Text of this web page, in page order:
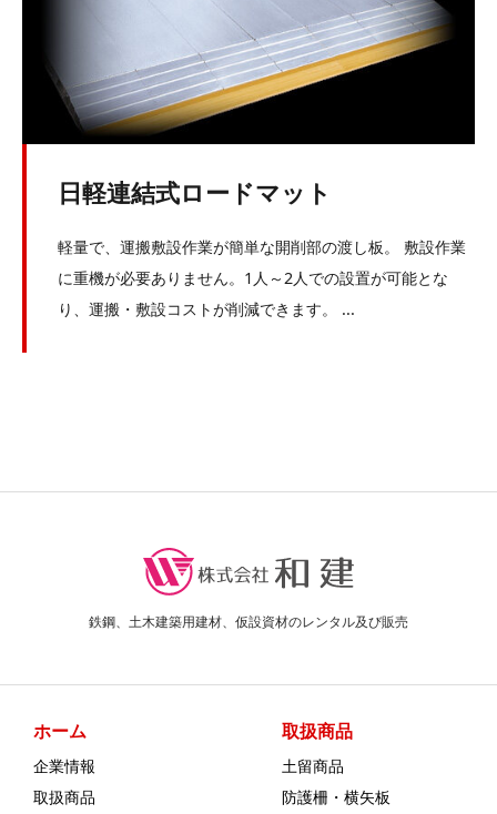
日軽連結式ロードマット
軽量で、運搬敷設作業が簡単な開削部の渡し板。 敷設作業
に重機が必要ありません。1人～2人での設置が可能とな
り、運搬・敷設コストが削減できます。 ...
鉄鋼、土木建築用建材、仮設資材のレンタル及び販売
ホーム
企業情報
取扱商品
取扱商品
土留商品
防護柵・横矢板